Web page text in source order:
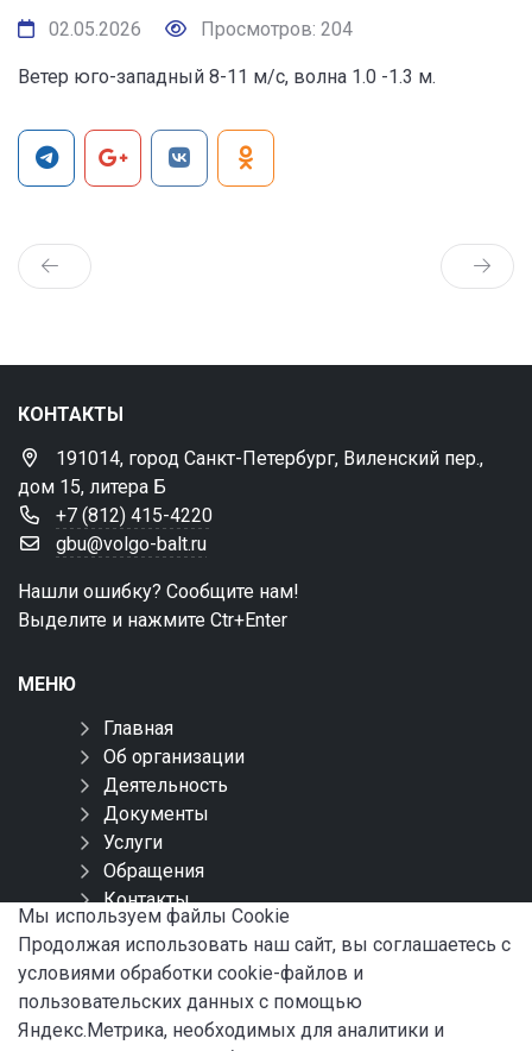
02.05.2026 Просмотров: 204
Ветер юго-западный 8-11 м/с, волна 1.0 -1.3 м.
КОНТАКТЫ
191014, город Санкт-Петербург, Виленский пер.,
дом 15, литера Б
+7 (812) 415-4220
gbu@volgo-balt.ru
Нашли ошибку? Сообщите нам!
Выделите и нажмите Ctr+Enter
МЕНЮ
Главная
Об организации
Деятельность
Документы
Услуги
Обращения
Контакты
Карта сайта
СОЦИАЛЬНЫЕ СЕТИ
Мы используем файлы Сookie
Продолжая использовать наш сайт, вы соглашаетесь с
условиями обработки cookie-файлов и
пользовательских данных с помощью
Яндекс.Метрика, необходимых для аналитики и